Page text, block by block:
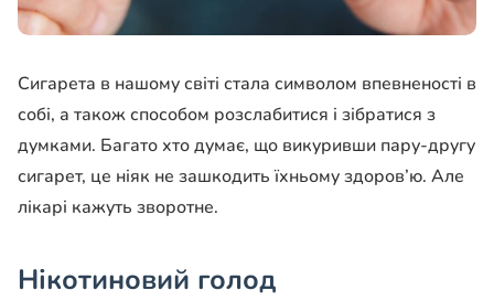
Сигарета в нашому світі стала символом впевненості в
собі, а також способом розслабитися і зібратися з
думками. Багато хто думає, що викуривши пару-другу
сигарет, це ніяк не зашкодить їхньому здоров’ю. Але
лікарі кажуть зворотне.
Нікотиновий голод